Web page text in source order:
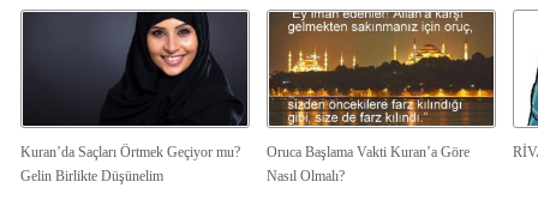
Kuran’da Saçları Örtmek Geçiyor mu?
Gelin Birlikte Düşünelim
Oruca Başlama Vakti Kuran’a Göre
Nasıl Olmalı?